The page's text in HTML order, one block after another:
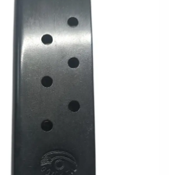
₺3.500,00.fiyat:
₺2.500,00.